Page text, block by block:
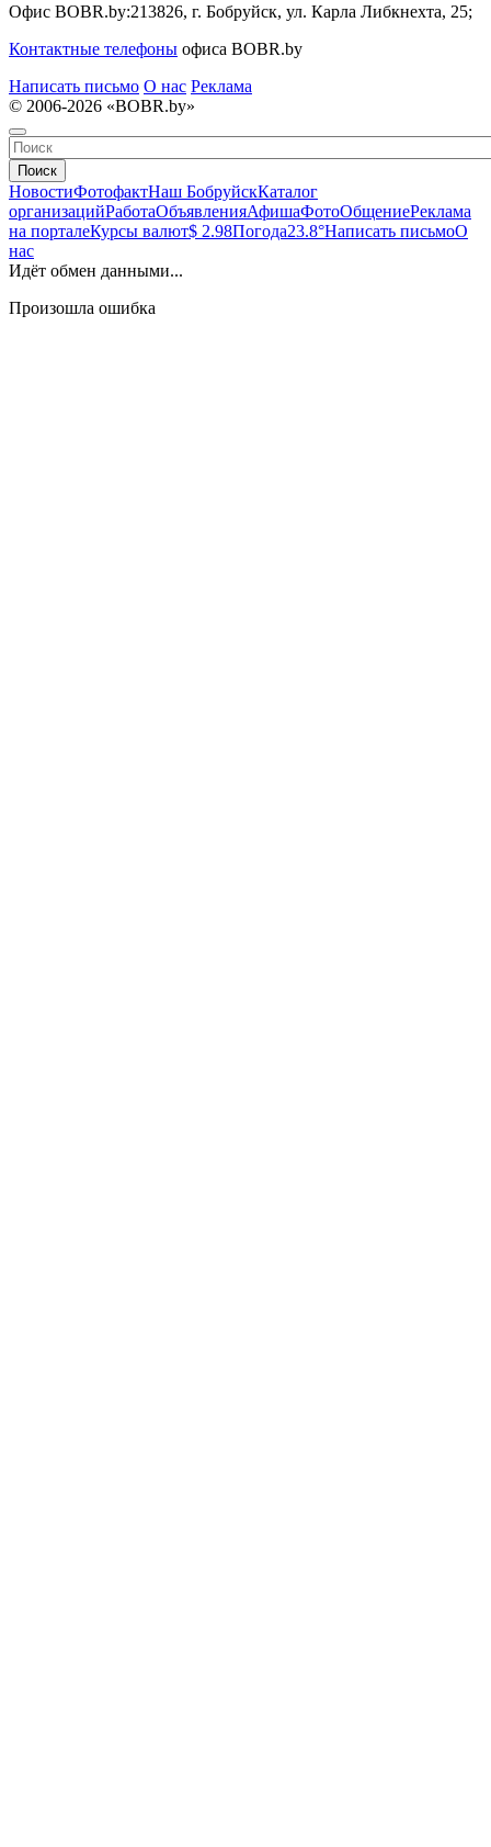
Офис BOBR.by:213826, г. Бобруйск, ул. Карла Либкнехта, 25;
Контактные телефоны офиса BOBR.by
Написать письмо О нас Реклама
© 2006-2026 «BOBR.by»
Поиск
НовостиФотофактНаш БобруйскКаталог
организацийРаботаОбъявленияАфишаФотоОбщениеРеклама
на порталеКурсы валют$ 2.98Погода23.8°Написать письмоО
нас
Идёт обмен данными...
Произошла ошибка